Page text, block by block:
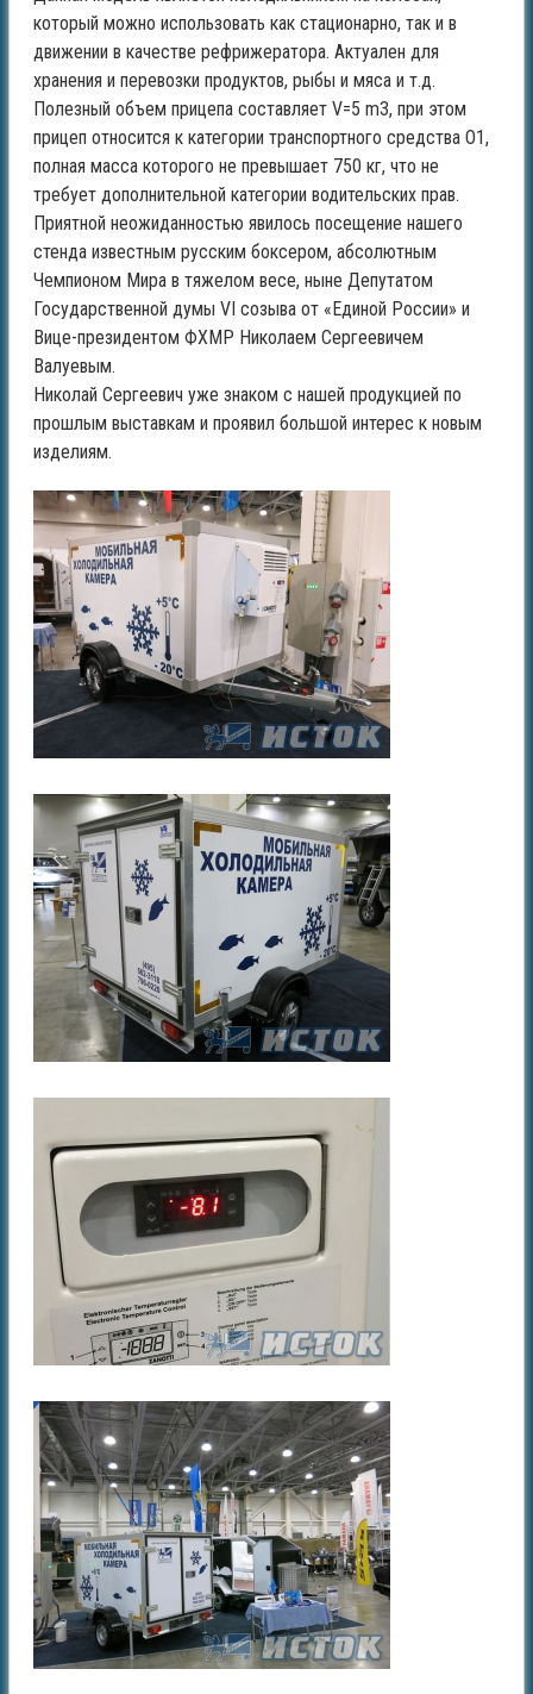
который можно использовать как стационарно, так и в
движении в качестве рефрижератора. Актуален для
хранения и перевозки продуктов, рыбы и мяса и т.д.
Полезный объем прицепа составляет V=5 m3, при этом
прицеп относится к категории транспортного средства О1,
полная масса которого не превышает 750 кг, что не
требует дополнительной категории водительских прав.
Приятной неожиданностью явилось посещение нашего
стенда известным русским боксером, абсолютным
Чемпионом Мира в тяжелом весе, ныне Депутатом
Государственной думы VI созыва от «Единой России» и
Вице-президентом ФХМР Николаем Сергеевичем
Валуевым.
Николай Сергеевич уже знаком с нашей продукцией по
прошлым выставкам и проявил большой интерес к новым
изделиям.